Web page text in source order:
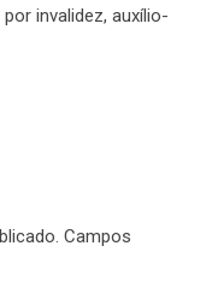
invalidez, auxílio-
Campos